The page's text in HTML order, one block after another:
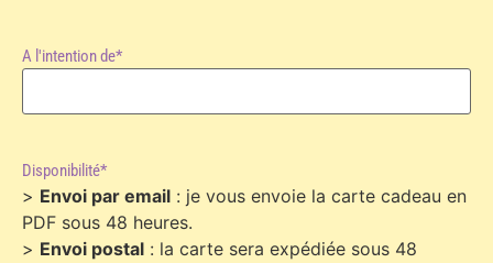
A l'intention de*
Disponibilité*
> Envoi par email : je vous envoie la carte cadeau en
PDF sous 48 heures.
> Envoi postal : la carte sera expédiée sous 48